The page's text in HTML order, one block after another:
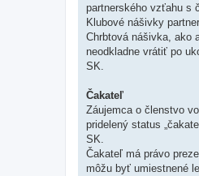
partnerského vzťahu s
Klubové nášivky
Chrbtová nášivka, ako
neodkladne vrátiť po
SK.
Čakateľ
Záujemca o členstvo
pridelený status
SK.
Čakateľ má právo
môžu byť umiestnené